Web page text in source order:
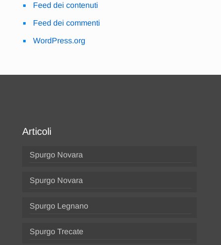
Feed dei contenuti
Feed dei commenti
WordPress.org
Articoli
Spurgo Novara
Spurgo Novara
Spurgo Legnano
Spurgo Trecate